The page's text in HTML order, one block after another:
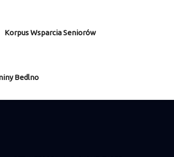
Korpus Wsparcia Seniorów
Bedlno